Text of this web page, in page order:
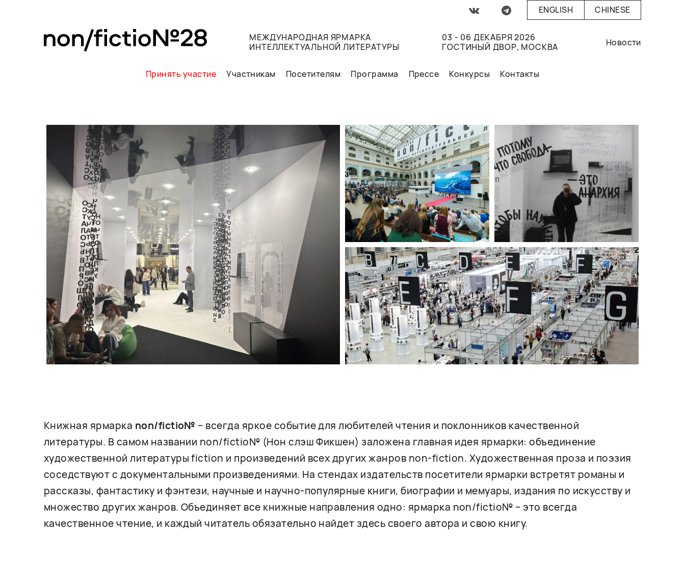
ENGLISH CHINESE
МЕЖДУНАРОДНАЯ ЯРМАРКА
ИНТЕЛЛЕКТУАЛЬНОЙ ЛИТЕРАТУРЫ
03 - 06 ДЕКАБРЯ 2026
ГОСТИНЫЙ ДВОР, МОСКВА
Новости
Принять участие Участникам Посетителям Программа Прессе Конкурсы Контакты
Книжная ярмарка non/fictio№ – всегда яркое событие для любителей чтения и поклонников качественной
литературы. В самом названии non/fictio№ (Нон слэш Фикшен) заложена главная идея ярмарки: объединение
художественной литературы fiction и произведений всех других жанров non-fiction. Художественная проза и поэзия
соседствуют с документальными произведениями. На стендах издательств посетители ярмарки встретят романы и
рассказы, фантастику и фэнтези, научные и научно-популярные книги, биографии и мемуары, издания по искусству и
множество других жанров. Объединяет все книжные направления одно: ярмарка non/fictio№ – это всегда
качественное чтение, и каждый читатель обязательно найдет здесь своего автора и свою книгу.